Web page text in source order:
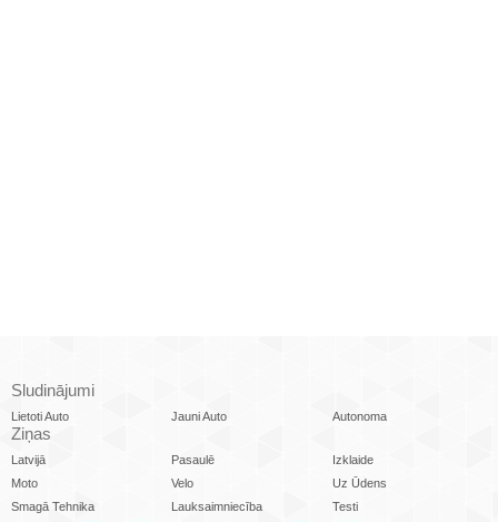
Sludinājumi
Lietoti Auto Jauni Auto Autonoma
Ziņas
Latvijā Pasaulē
Izklaide
Moto
Velo
Uz Ūdens
Smagā Tehnika
Lauksaimniecība
Testi